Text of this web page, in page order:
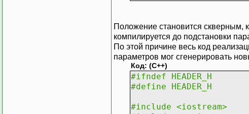
Положение становится скверным,
компилируется до подстановки
По этой причине весь код
параметров мог сгенерировать
Код: (C++)
#ifndef HEADER_H
#define HEADER_H
#include <iostream>